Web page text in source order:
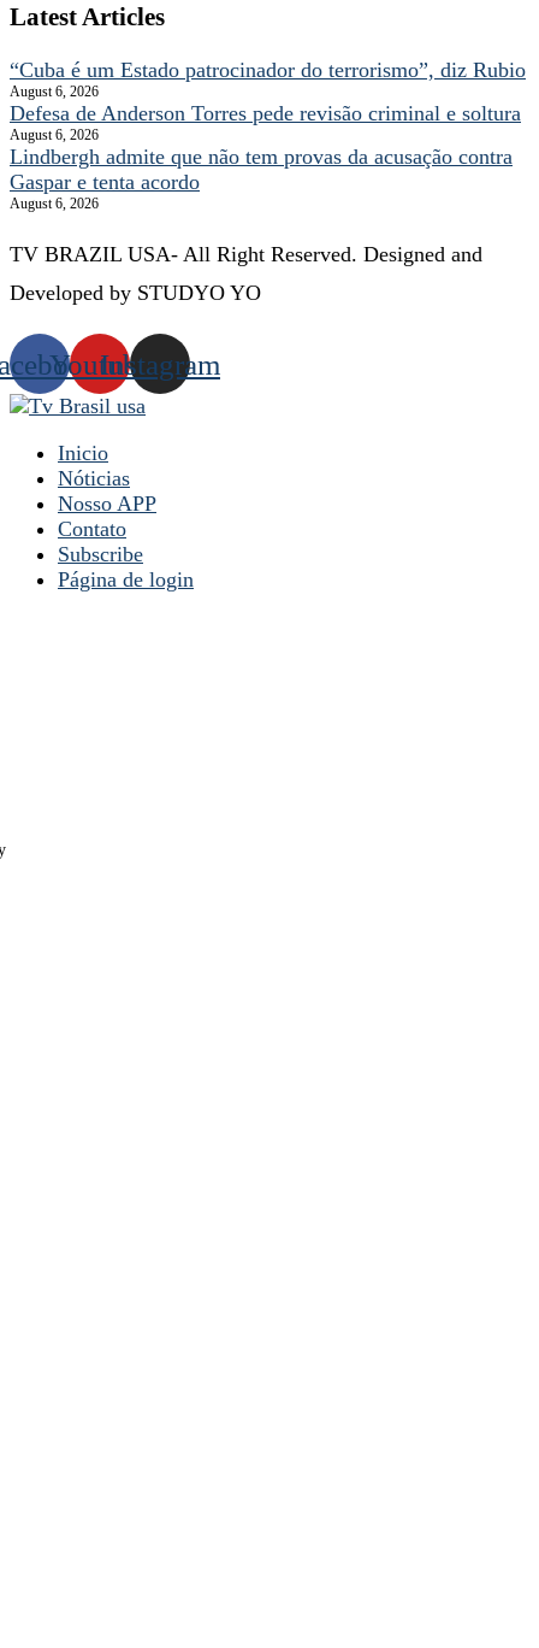
Latest Articles
“Cuba é um Estado patrocinador do terrorismo”, diz Rubio
August 6, 2026
Defesa de Anderson Torres pede revisão criminal e soltura
August 6, 2026
Lindbergh admite que não tem provas da acusação contra
Gaspar e tenta acordo
August 6, 2026
TV BRAZIL USA- All Right Reserved. Designed and
Developed by STUDYO YO
YoutubeInstagram
Inicio
Nóticias
Nosso APP
Contato
Subscribe
Página de login